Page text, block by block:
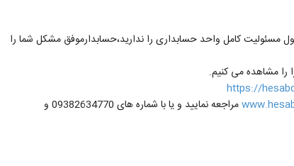
مسئولیت کامل واحد حسابداری را ندارید،حسابدارموفق مشکل شما را
را مشاهده می کنیم.
https://
مراجعه نمایید و یا با شماره های 09382634770 و